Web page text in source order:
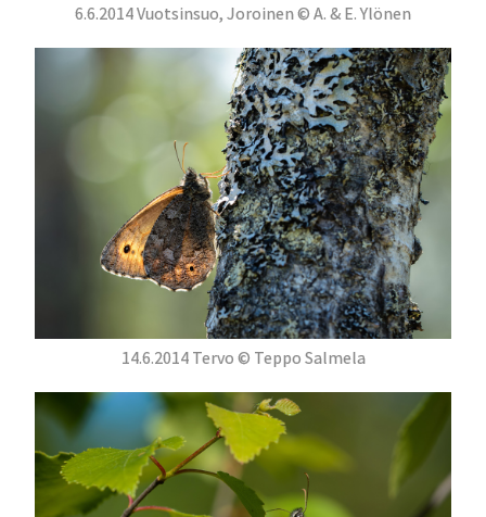
6.6.2014 Vuotsinsuo, Joroinen © A. & E. Ylönen
14.6.2014 Tervo © Teppo Salmela